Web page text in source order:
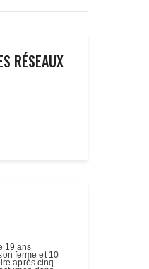
RÉSEAUX